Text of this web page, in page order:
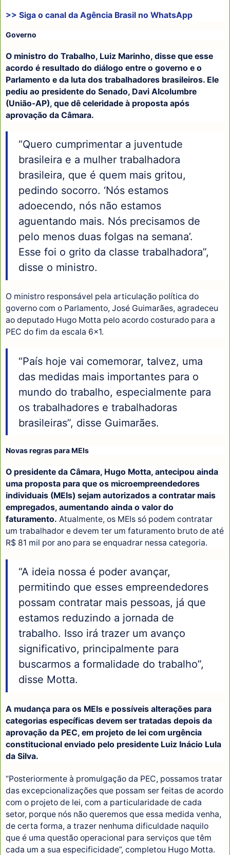
>> Siga o canal da Agência Brasil no WhatsApp
Governo
O ministro do Trabalho, Luiz Marinho, disse que esse
acordo é resultado do diálogo entre o governo e o
Parlamento e da luta dos trabalhadores brasileiros. Ele
pediu ao presidente do Senado, Davi Alcolumbre
(União-AP), que dê celeridade à proposta após
aprovação da Câmara.
“Quero cumprimentar a juventude
brasileira e a mulher trabalhadora
brasileira, que é quem mais gritou,
pedindo socorro. ‘Nós estamos
adoecendo, nós não estamos
aguentando mais. Nós precisamos de
pelo menos duas folgas na semana’.
Esse foi o grito da classe trabalhadora”,
disse o ministro.
O ministro responsável pela articulação política do
governo com o Parlamento, José Guimarães, agradeceu
ao deputado Hugo Motta pelo acordo costurado para a
PEC do fim da escala 6x1.
“País hoje vai comemorar, talvez, uma
das medidas mais importantes para o
mundo do trabalho, especialmente para
os trabalhadores e trabalhadoras
brasileiras”, disse Guimarães.
Novas regras para MEIs
O presidente da Câmara, Hugo Motta, antecipou ainda
uma proposta para que os microempreendedores
individuais (MEIs) sejam autorizados a contratar mais
empregados, aumentando ainda o valor do
faturamento. Atualmente, os MEIs só podem contratar
um trabalhador e devem ter um faturamento bruto de até
R$ 81 mil por ano para se enquadrar nessa categoria.
“A ideia nossa é poder avançar,
permitindo que esses empreendedores
possam contratar mais pessoas, já que
estamos reduzindo a jornada de
trabalho. Isso irá trazer um avanço
significativo, principalmente para
buscarmos a formalidade do trabalho”,
disse Motta.
A mudança para os MEIs e possíveis alterações para
categorias específicas devem ser tratadas depois da
aprovação da PEC, em projeto de lei com urgência
constitucional enviado pelo presidente Luiz Inácio Lula
da Silva.
“Posteriormente à promulgação da PEC, possamos tratar
das excepcionalizações que possam ser feitas de acordo
com o projeto de lei, com a particularidade de cada
setor, porque nós não queremos que essa medida venha,
de certa forma, a trazer nenhuma dificuldade naquilo
que é uma questão operacional para serviços que têm
cada um a sua especificidade”, completou Hugo Motta.